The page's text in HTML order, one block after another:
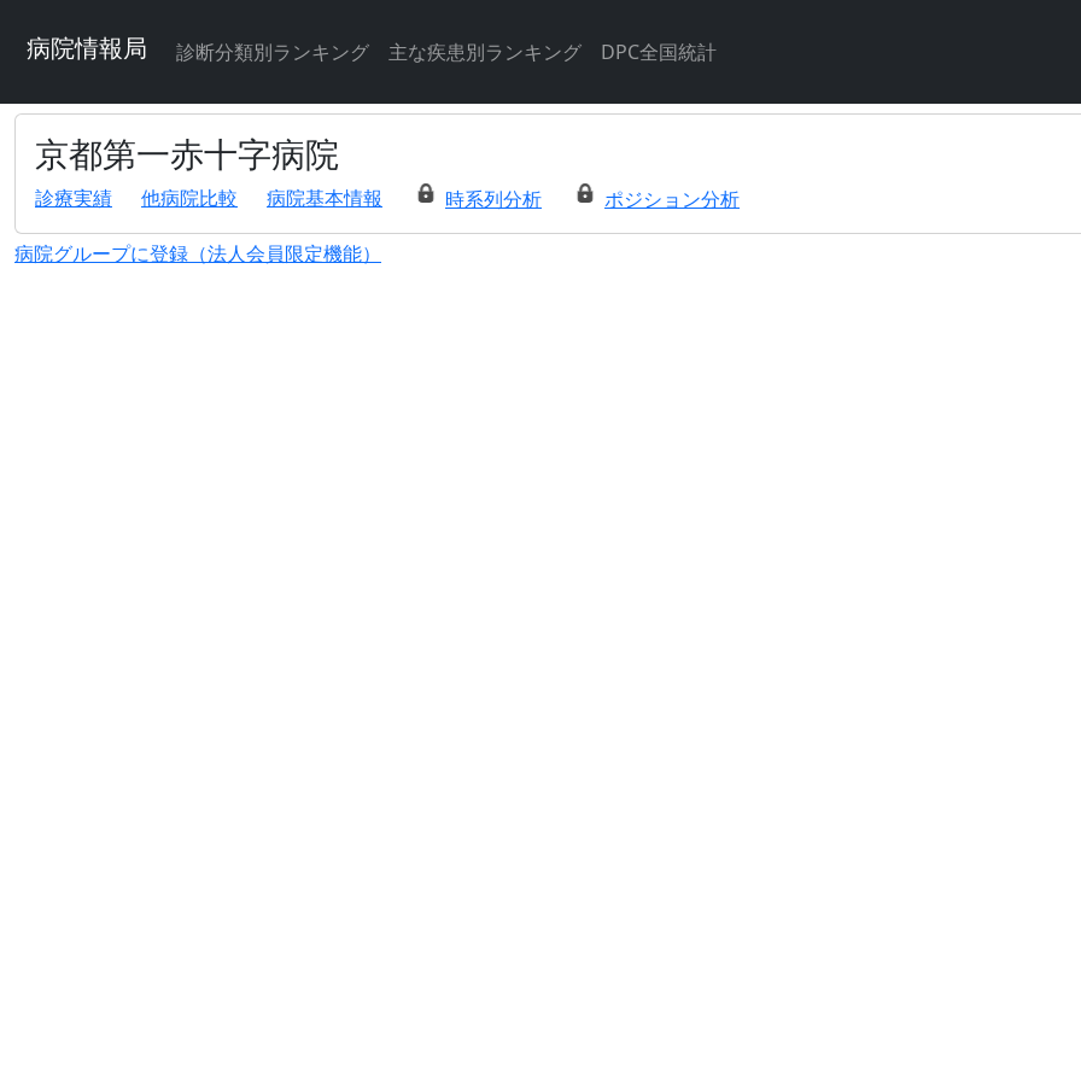
病院情報局 診断分類別ランキング 主な疾患別ランキング DPC全国統計
京都第一赤十字病院
診療実績 他病院比較 病院基本情報 時系列分析 ポジション分析
病院グループに登録（法人会員限定機能）